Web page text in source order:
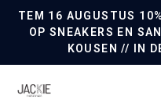
TEM 16 AUGUSTUS
OP SNEAKERS EN
KOUSEN // IN